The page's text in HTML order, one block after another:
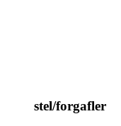
stel/forgafler